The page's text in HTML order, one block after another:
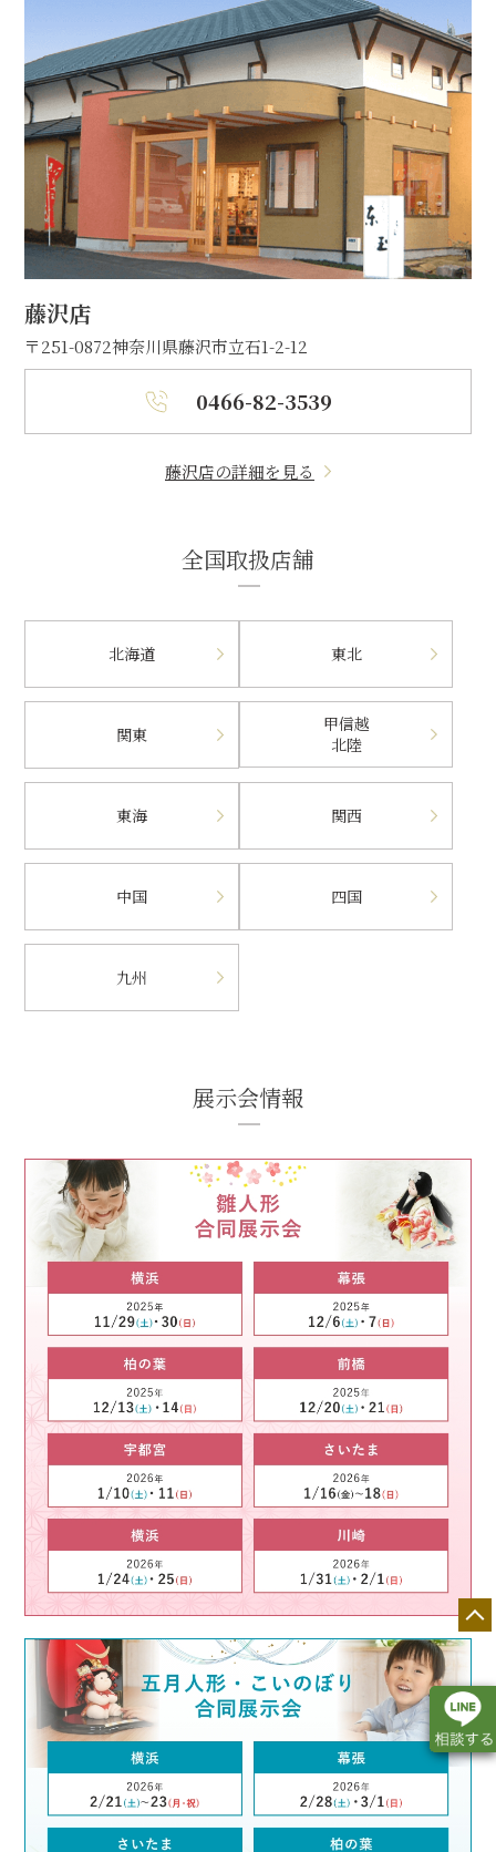
藤沢店
〒251-0872神奈川県藤沢市立石1-2-12
0466-82-3539
藤沢店の詳細を見る
全国取扱店舗
北海道 東北
関東
甲信越
北陸
東海 関西
中国 四国
九州
展示会情報
店舗一覧 展示会情報 カタログ請求